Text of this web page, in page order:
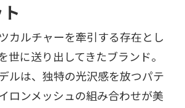
カルチャーを牽引する存在とし
世に送り出してきたブランド。
ルは、独特の光沢感を放つパテ
ロンメッシュの組み合わせが美